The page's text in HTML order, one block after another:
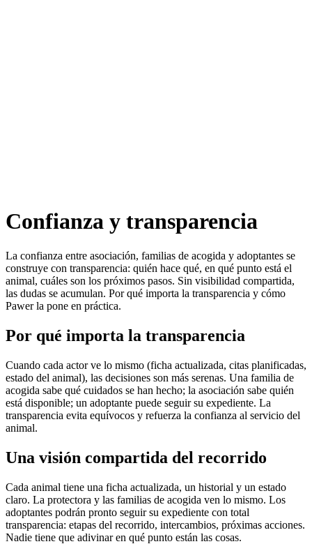
Confianza y transparencia
La confianza entre asociación, familias de acogida y adoptantes se
construye con transparencia: quién hace qué, en qué punto está el
animal, cuáles son los próximos pasos. Sin visibilidad compartida,
las dudas se acumulan. Por qué importa la transparencia y cómo
Pawer la pone en práctica.
Por qué importa la transparencia
Cuando cada actor ve lo mismo (ficha actualizada, citas planificadas,
estado del animal), las decisiones son más serenas. Una familia de
acogida sabe qué cuidados se han hecho; la asociación sabe quién
está disponible; un adoptante puede seguir su expediente. La
transparencia evita equívocos y refuerza la confianza al servicio del
animal.
Una visión compartida del recorrido
Cada animal tiene una ficha actualizada, un historial y un estado
claro. La protectora y las familias de acogida ven lo mismo. Los
adoptantes podrán pronto seguir su expediente con total
transparencia: etapas del recorrido, intercambios, próximas acciones.
Nadie tiene que adivinar en qué punto están las cosas.